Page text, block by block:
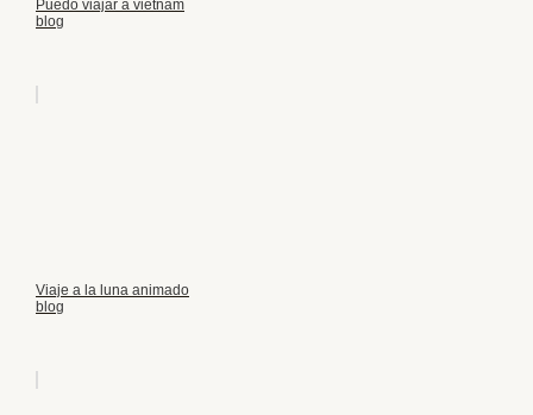
Puedo viajar a vietnam
blog
Viaje a la luna animado
blog